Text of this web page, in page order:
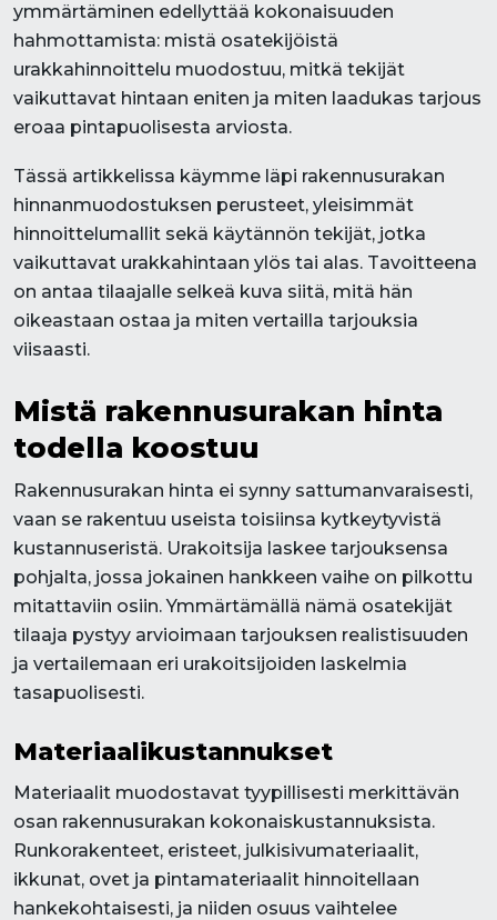
ymmärtäminen edellyttää kokonaisuuden
hahmottamista: mistä osatekijöistä
urakkahinnoittelu muodostuu, mitkä tekijät
vaikuttavat hintaan eniten ja miten laadukas tarjous
eroaa pintapuolisesta arviosta.
Tässä artikkelissa käymme läpi rakennusurakan
hinnanmuodostuksen perusteet, yleisimmät
hinnoittelumallit sekä käytännön tekijät, jotka
vaikuttavat urakkahintaan ylös tai alas. Tavoitteena
on antaa tilaajalle selkeä kuva siitä, mitä hän
oikeastaan ostaa ja miten vertailla tarjouksia
viisaasti.
Mistä rakennusurakan hinta
todella koostuu
Rakennusurakan hinta ei synny sattumanvaraisesti,
vaan se rakentuu useista toisiinsa kytkeytyvistä
kustannuseristä. Urakoitsija laskee tarjouksensa
pohjalta, jossa jokainen hankkeen vaihe on pilkottu
mitattaviin osiin. Ymmärtämällä nämä osatekijät
tilaaja pystyy arvioimaan tarjouksen realistisuuden
ja vertailemaan eri urakoitsijoiden laskelmia
tasapuolisesti.
Materiaalikustannukset
Materiaalit muodostavat tyypillisesti merkittävän
osan rakennusurakan kokonaiskustannuksista.
Runkorakenteet, eristeet, julkisivumateriaalit,
ikkunat, ovet ja pintamateriaalit hinnoitellaan
hankekohtaisesti, ja niiden osuus vaihtelee